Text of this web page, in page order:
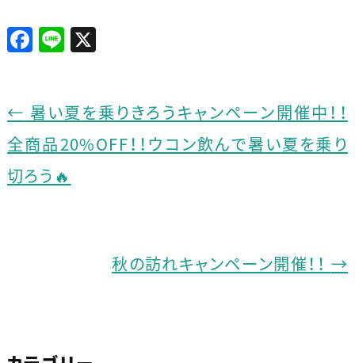
F
a
e
b
o
o
Li
n
X
← 暑い夏を乗りきろうキャンペーン開催中！！
全商品20%OFF！！ウコン飲んで暑い夏を乗り
切ろう🔥
秋の訪れキャンペーン開催！！ →